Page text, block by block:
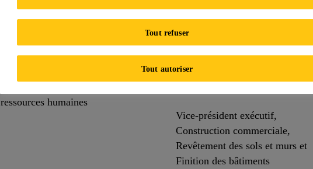
Naji Ghanem
ressources humaines
Claude
Chadillon
Vice-président exécutif,
Construction commerciale,
Revêtement des sols et murs et
Finition des bâtiments
Tout refuser
Tout autoriser